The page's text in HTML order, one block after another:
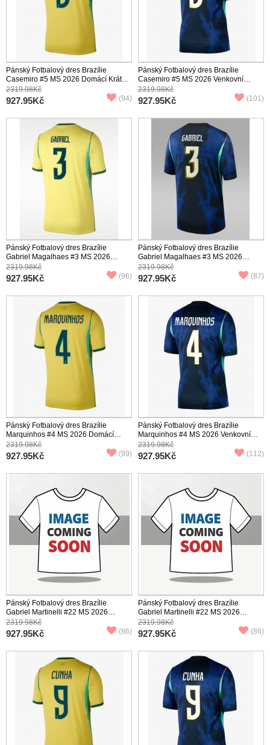
Pánský Fotbalový dres Brazílie
Casemiro #5 MS 2026 Domácí Krátký
Rukáv
2319.98Kč
927.95Kč (94)
Pánský Fotbalový dres Brazílie
Casemiro #5 MS 2026 Venkovní
Krátký Rukáv
2319.98Kč
927.95Kč (101)
Pánský Fotbalový dres Brazílie
Gabriel Magalhaes #3 MS 2026
Domácí Krátký Rukáv
2319.98Kč
927.95Kč (96)
Pánský Fotbalový dres Brazílie
Gabriel Magalhaes #3 MS 2026
Venkovní Krátký Rukáv
2319.98Kč
927.95Kč (87)
Pánský Fotbalový dres Brazílie
Marquinhos #4 MS 2026 Domácí
Krátký Rukáv
2319.98Kč
927.95Kč (99)
Pánský Fotbalový dres Brazílie
Marquinhos #4 MS 2026 Venkovní
Krátký Rukáv
2319.98Kč
927.95Kč (112)
Pánský Fotbalový dres Brazílie
Gabriel Martinelli #22 MS 2026
Domácí Krátký Rukáv
2319.98Kč
927.95Kč (86)
Pánský Fotbalový dres Brazílie
Gabriel Martinelli #22 MS 2026
Venkovní Krátký Rukáv
2319.98Kč
927.95Kč (86)